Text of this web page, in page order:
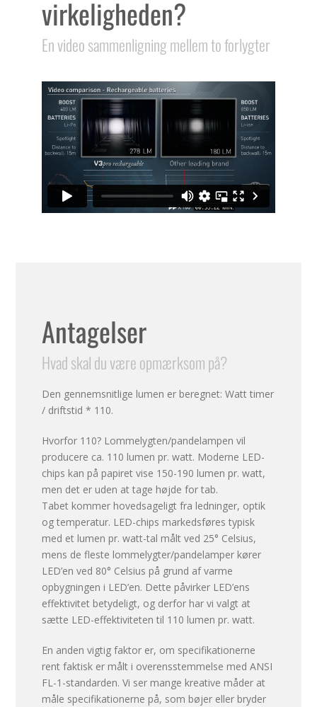
virkeligheden?
En video sammenligning mellem to forlygter
Antagelser
Hvad skal du være opmærksom på?
Den gennemsnitlige lumen er beregnet: Watt timer
/ driftstid * 110.
Hvorfor 110? Lommelygten/pandelampen vil
producere ca. 110 lumen pr. watt. Moderne LED-
chips kan på papiret vise 150-190 lumen pr. watt,
men det er uden at tage højde for tab.
Tabet kommer hovedsageligt fra ledninger, optik
og temperatur. LED-chips markedsføres typisk
med et lumen pr. watt-tal målt ved 25° Celsius,
mens de fleste lommelygter/pandelamper kører
LED’en ved 80° Celsius på grund af varme
opbygningen i LED’en. Dette påvirker LED’ens
effektivitet betydeligt, og derfor har vi valgt at
sætte LED-effektiviteten til 110 lumen pr. watt.
En anden vigtig faktor er, om specifikationerne
rent faktisk er målt i overensstemmelse med ANSI
FL-1-standarden. Vi ser mange kreative måder at
måle specifikationerne på, som bøjer eller bryder